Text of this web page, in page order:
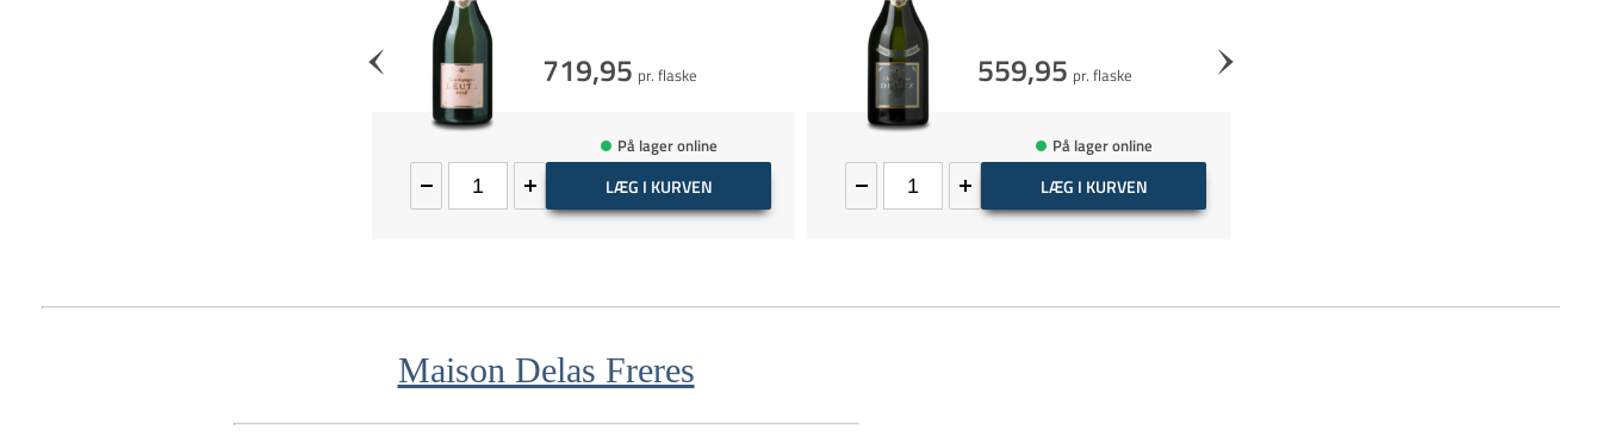
719,95 pr. flaske
På lager online
LÆG I KURVEN
559,95 pr. flaske
På lager online
LÆG I KURVEN
Maison Delas Freres